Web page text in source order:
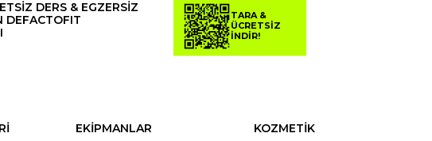
DERS & EGZERSİZ
DEFACTOFIT
TARA &
ÜCRETSİZ
İNDİR!
EKİPMANLAR
KOZMETİK